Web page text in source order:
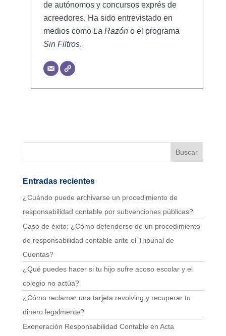
de autónomos y concursos exprés de
acreedores. Ha sido entrevistado en
medios como La Razóno el programa
Sin Filtros.
Entradas recientes
¿Cuándo puede archivarse un procedimiento de
responsabilidad contable por subvenciones públicas?
Caso de éxito: ¿Cómo defenderse de un procedimiento
de responsabilidad contable ante el Tribunal de
Cuentas?
¿Qué puedes hacer si tu hijo sufre acoso escolar y el
colegio no actúa?
¿Cómo reclamar una tarjeta revolving y recuperar tu
dinero legalmente?
Exoneración Responsabilidad Contable en Acta